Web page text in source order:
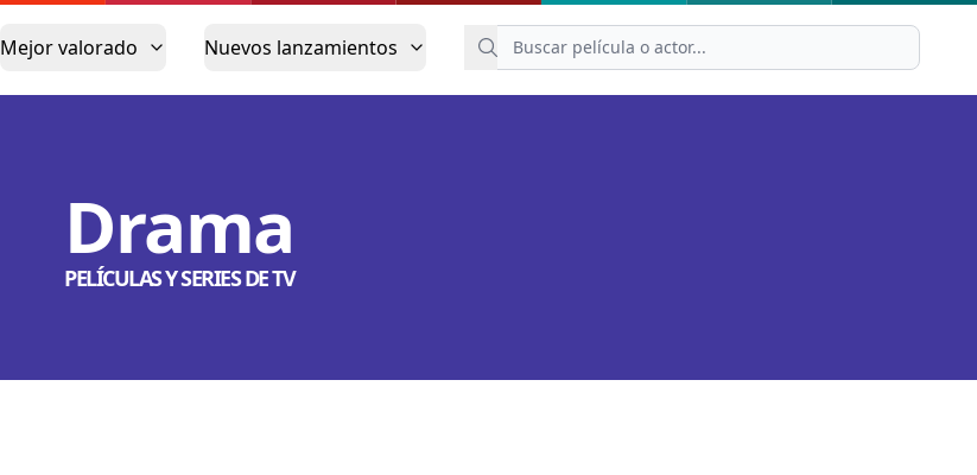
Mejor valorado Nuevos lanzamientos
Drama
PELÍCULAS Y SERIES DE TV